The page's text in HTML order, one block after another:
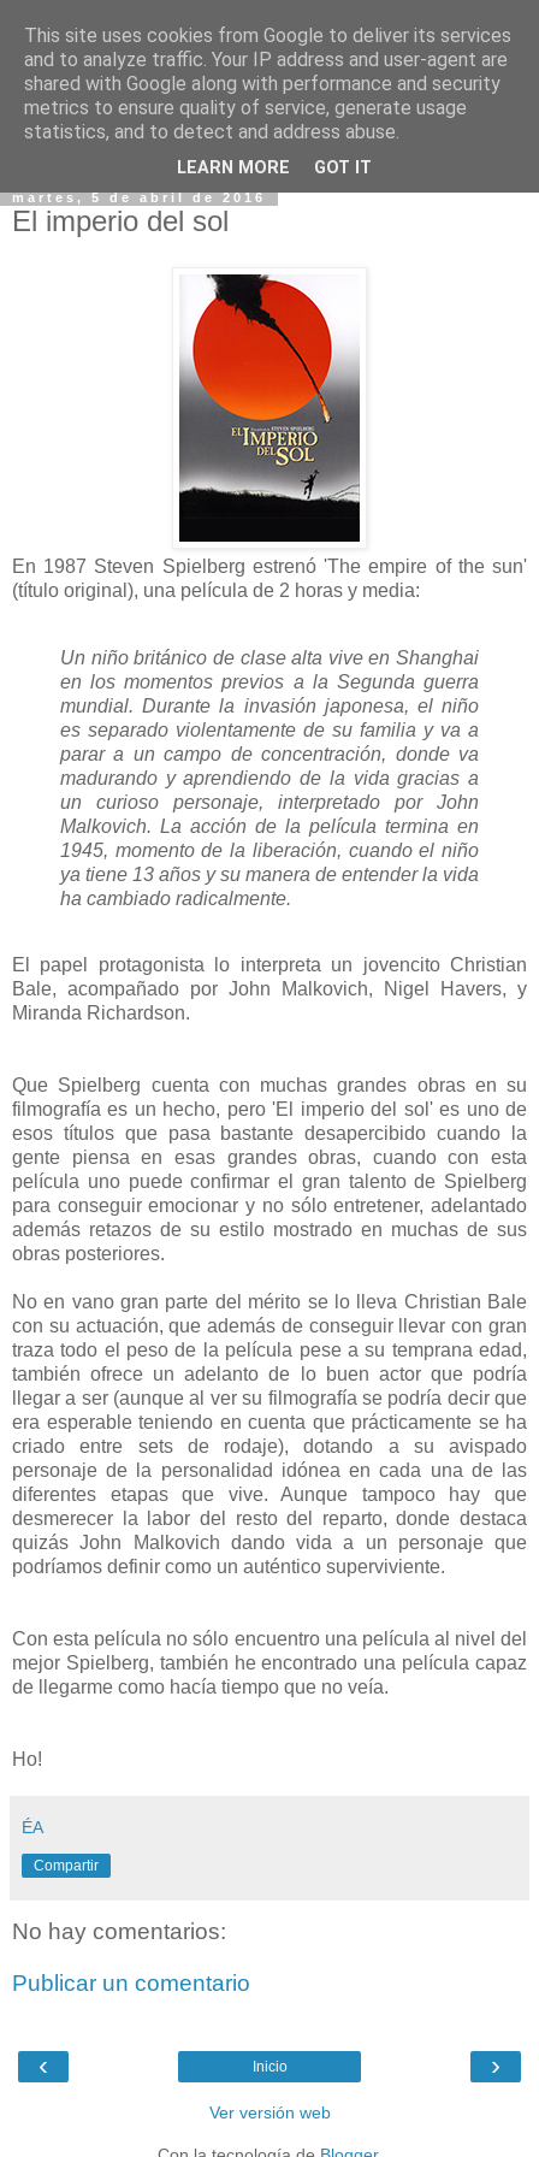
martes, 5 de abril de 2016
El imperio del sol
En 1987 Steven Spielberg estrenó 'The empire of the sun'
(título original), una película de 2 horas y media:
Un niño británico de clase alta vive en Shanghai
en los momentos previos a la Segunda guerra
mundial. Durante la invasión japonesa, el niño
es separado violentamente de su familia y va a
parar a un campo de concentración, donde va
madurando y aprendiendo de la vida gracias a
un curioso personaje, interpretado por John
Malkovich. La acción de la película termina en
1945, momento de la liberación, cuando el niño
ya tiene 13 años y su manera de entender la vida
ha cambiado radicalmente.
El papel protagonista lo interpreta un jovencito Christian
Bale, acompañado por John Malkovich, Nigel Havers, y
Miranda Richardson.
Que Spielberg cuenta con muchas grandes obras en su
filmografía es un hecho, pero 'El imperio del sol' es uno de
esos títulos que pasa bastante desapercibido cuando la
gente piensa en esas grandes obras, cuando con esta
película uno puede confirmar el gran talento de Spielberg
para conseguir emocionar y no sólo entretener, adelantado
además retazos de su estilo mostrado en muchas de sus
obras posteriores.
No en vano gran parte del mérito se lo lleva Christian Bale
con su actuación, que además de conseguir llevar con gran
traza todo el peso de la película pese a su temprana edad,
también ofrece un adelanto de lo buen actor que podría
llegar a ser (aunque al ver su filmografía se podría decir que
era esperable teniendo en cuenta que prácticamente se ha
criado entre sets de rodaje), dotando a su avispado
personaje de la personalidad idónea en cada una de las
diferentes etapas que vive. Aunque tampoco hay que
desmerecer la labor del resto del reparto, donde destaca
quizás John Malkovich dando vida a un personaje que
podríamos definir como un auténtico superviviente.
Con esta película no sólo encuentro una película al nivel del
mejor Spielberg, también he encontrado una película capaz
de llegarme como hacía tiempo que no veía.
Ho!
ÉA
Compartir
No hay comentarios:
Publicar un comentario
‹ ›
Inicio
Ver versión web
This site uses cookies from Google to deliver its services
and to analyze traffic. Your IP address and user-agent are
shared with Google along with performance and security
metrics to ensure quality of service, generate usage
statistics, and to detect and address abuse.
LEARN MORE GOT IT